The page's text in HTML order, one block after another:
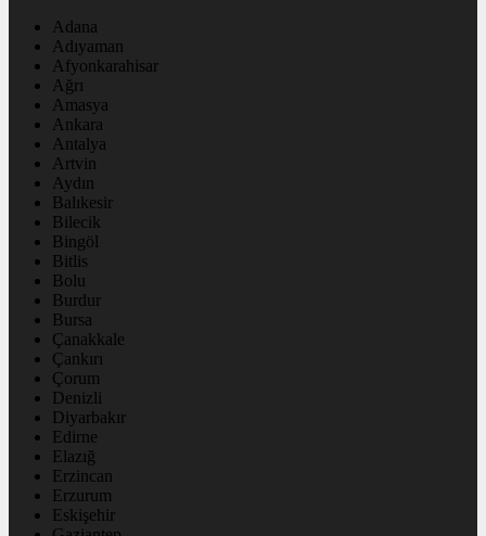
Adana
Adıyaman
Afyonkarahisar
Ağrı
Amasya
Ankara
Antalya
Artvin
Aydın
Balıkesir
Bilecik
Bingöl
Bitlis
Bolu
Burdur
Bursa
Çanakkale
Çankırı
Çorum
Denizli
Diyarbakır
Edirne
Elazığ
Erzincan
Erzurum
Eskişehir